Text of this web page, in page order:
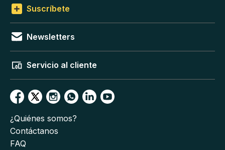
Suscríbete
Newsletters
Servicio al cliente
¿Quiénes somos?
Contáctanos
FAQ